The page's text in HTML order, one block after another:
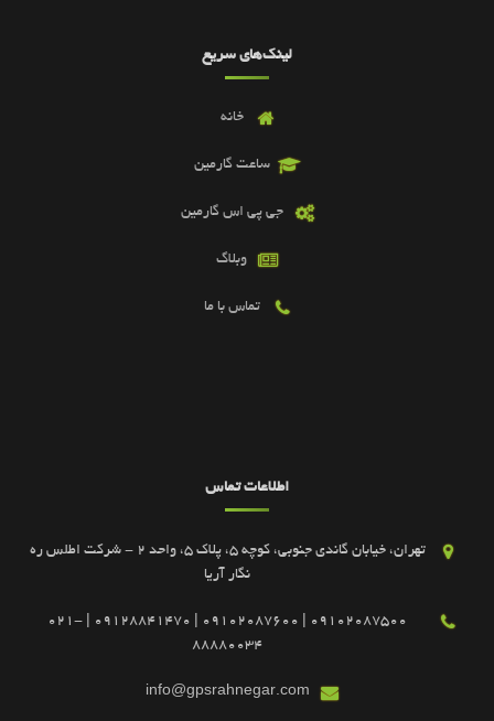
لینک‌های سریع
خانه
ساعت گارمین
جی پی اس گارمین
وبلاگ
تماس با ما
اطلاعات تماس
تهران، خیابان گاندی جنوبی، کوچه 5، پلاک 5، واحد 2 - شرکت اطلس ره
نگار آریا
09102087500 | 09102087600 | 09128841470 | 021-
88880034
info@gpsrahnegar.com